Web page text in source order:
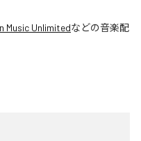
Music Unlimitedなどの音楽配